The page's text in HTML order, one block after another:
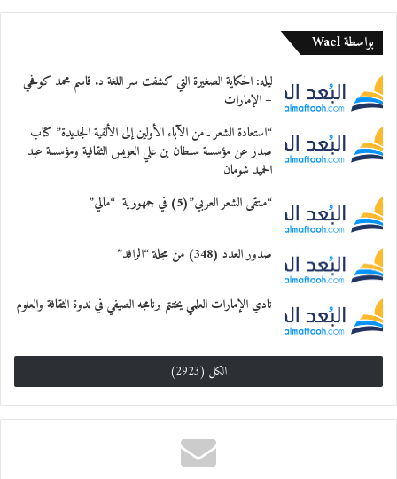
بواسطة Wael
ليله: الحكاية الصغيرة التي كشفت سر اللغة د. قاسم محمد كوفحي
– الإمارات
“استعادة الشعر ـ من الآباء الأولين إلى الألفية الجديدة” كتاب
صدر عن مؤسسة سلطان بن علي العويس الثقافية ومؤسسة عبد
الحميد شومان
“ملتقى الشعر العربي”(5) في جمهورية “مالي”
صدور العدد (348) من مجلة “الرافد”
نادي الإمارات العلمي يختتم برنامجه الصيفي في ندوة الثقافة والعلوم
الكل (2923)